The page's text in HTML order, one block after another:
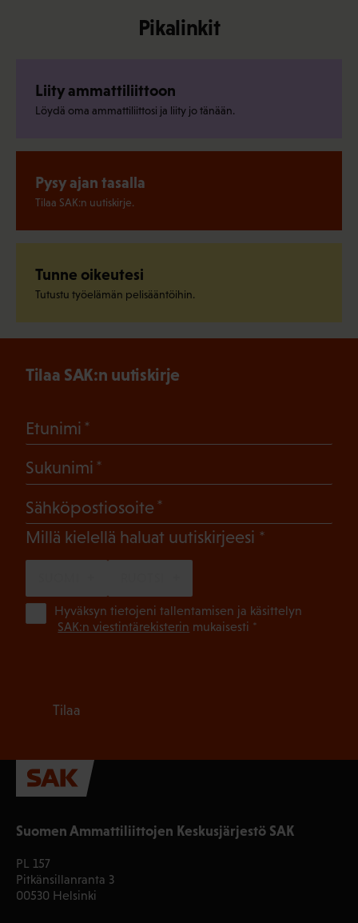
Pikalinkit
Liity ammattiliittoon
Löydä oma ammattiliittosi ja liity jo tänään.
Pysy ajan tasalla
Tilaa SAK:n uutiskirje.
Tunne oikeutesi
Tutustu työelämän pelisääntöihin.
Suomen Ammattiliittojen Keskusjärjestö SAK
PL 157
Pitkänsillanranta 3
00530 Helsinki
Tilaa SAK:n uutiskirje
Etunimi
Sukunimi
Sähköpostiosoite
Millä kielellä haluat uutiskirjeesi (Pakollinen)
Hyväksyn tietojeni tallentamisen ja käsittelyn
SAK:n viestintärekisterin mukaisesti *
Tilaa